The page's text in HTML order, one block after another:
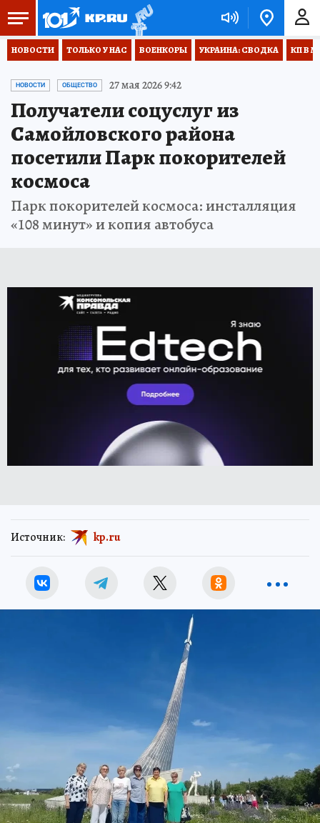
НОВОСТИ ТОЛЬКО У НАС ВОЕНКОРЫ УКРАИНА: СВОДКА КП В
НОВОСТИ ОБЩЕСТВО 27 мая 2026 9:42
Получатели соцуслуг из
Самойловского района
посетили Парк покорителей
космоса
Парк покорителей космоса: инсталляция
«108 минут» и копия автобуса
Источник: kp.ru